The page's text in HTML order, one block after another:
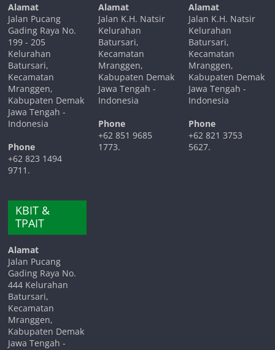
Alamat
Jalan Pucang
Gading Raya No.
199 - 205
Kelurahan
Batursari,
Kecamatan
Mranggen,
Kabupaten Demak
Jawa Tengah -
Indonesia
Phone
+62 823 1494
9711.
KBIT &
TPAIT
Alamat
Jalan Pucang
Gading Raya No.
444 Kelurahan
Batursari,
Kecamatan
Mranggen,
Kabupaten Demak
Jawa Tengah -
Alamat
Jalan K.H. Natsir
Kelurahan
Batursari,
Kecamatan
Mranggen,
Kabupaten Demak
Jawa Tengah -
Indonesia
Phone
+62 851 9685
1773.
Alamat
Jalan K.H. Natsir
Kelurahan
Batursari,
Kecamatan
Mranggen,
Kabupaten Demak
Jawa Tengah -
Indonesia
Phone
+62 821 3753
5627.